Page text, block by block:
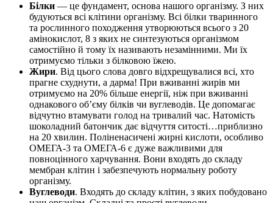
Білки — це фундамент, основа нашого організму. З них
будуються всі клітини організму. Всі білки тваринного
та рослинного походження утворюються всього з 20
амінокислот, 8 з яких не синтезуються організмом
самостійно й тому їх називають незамінними. Ми їх
отримуємо тільки з білковою їжею.
Жири. Від цього слова довго відхрещувалися всі, хто
прагне схуднути, а дарма! При вживанні жирів ми
отримуємо на 20% більше енергії, ніж при вживанні
однакового об’єму білків чи вуглеводів. Це допомагає
відчутно втамувати голод на тривалий час. Натомість
шоколадний батончик дає відчуття ситості…приблизно
на 20 хвилин. Поліненасичені жирні кислоти, особливо
ОМЕГА-3 та ОМЕГА-6 є дуже важливими для
повноцінного харчування. Вони входять до складу
мембран клітин і забезпечують нормальну роботу
організму.
Вуглеводи. Входять до складу клітин, з яких побудовано